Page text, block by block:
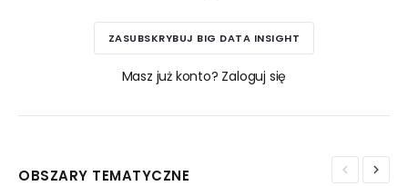
ZASUBSKRYBUJ BIG DATA INSIGHT
Masz już konto? Zaloguj się
OBSZARY TEMATYCZNE